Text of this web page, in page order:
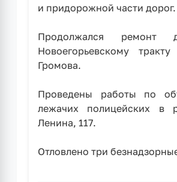
и придорожной части дорог.
Продолжался ремонт
Новоегорьевскому
Громова.
Проведены работы по
лежачих полицейских в
Ленина, 117.
Отловлено три